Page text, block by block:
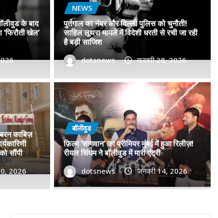
प्रमोद सावंत का ‘गोदान’ को
विमोचन कर मथुरा से फिल्म
मान!
2026
के बाद
खेल’
NEWS
पुर्तगाल का नंबर और दिल्ली पुलिस को चुनौती!
साहिल लूथरा मामले में विदेशी धरती से रची जा रही
है बड़ी साजिश
dotsnews फरवरी 28, 2026
काबिज़
सौंपी
2026
बॉलीवुड
फ़िल्म ‘सागवान’ का प्रीमियर मुंबई में हुआ रिलीज़!
रीयल सिंघम ने बॉलीवुड में मारी एंट्री
dotsnews जनवरी 14, 2026